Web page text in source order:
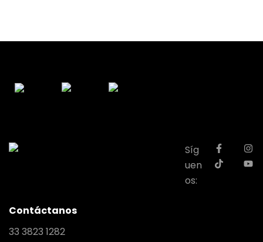
Síg
uen
os:
Contáctanos
33 3823 1282